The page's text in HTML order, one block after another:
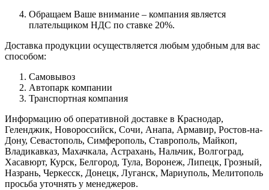
Обращаем Ваше внимание – компания является
плательщиком НДС по ставке 20%.
Доставка продукции осуществляется любым удобным для вас
способом:
Самовывоз
Автопарк компании
Транспортная компания
Информацию об оперативной доставке в Краснодар,
Геленджик, Новороссийск, Сочи, Анапа, Армавир, Ростов-на-
Дону, Севастополь, Симферополь, Ставрополь, Майкоп,
Владикавказ, Махачкала, Астрахань, Нальчик, Волгоград,
Хасавюрт, Курск, Белгород, Тула, Воронеж, Липецк, Грозный,
Назрань, Черкесск, Донецк, Луганск, Мариуполь, Мелитополь
просьба уточнять у менеджеров.